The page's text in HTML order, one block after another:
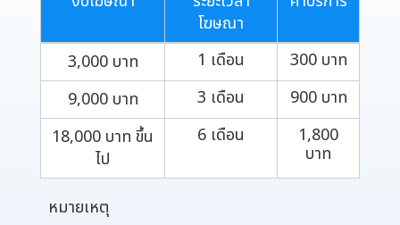
โฆษณา
3,000 บาท 1 เดือน
300 บาท
9,000 บาท
3 เดือน
900 บาท
18,000 บาท ขึ้น
ไป
6 เดือน 1,800
บาท
หมายเหตุ